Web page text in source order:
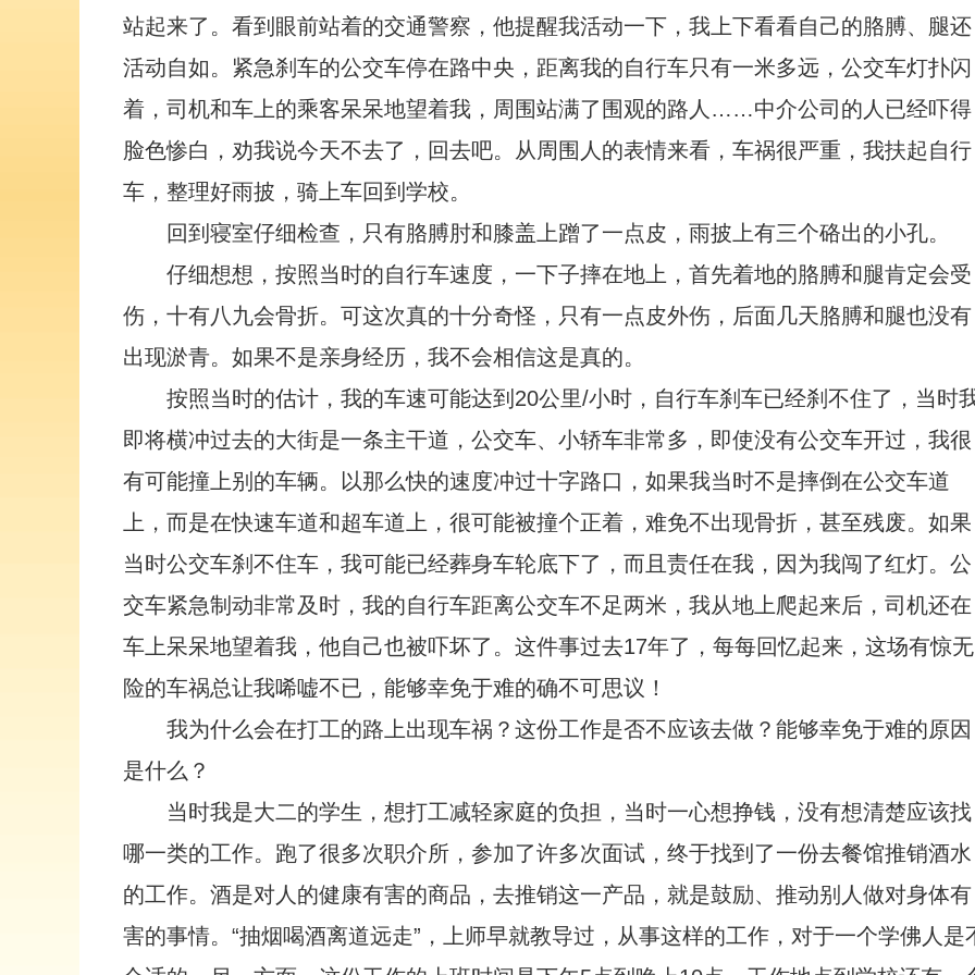
站起来了。看到眼前站着的交通警察，他提醒我活动一下，我上下看看自己的胳膊、腿还
活动自如。紧急刹车的公交车停在路中央，距离我的自行车只有一米多远，公交车灯扑闪
着，司机和车上的乘客呆呆地望着我，周围站满了围观的路人……中介公司的人已经吓得
脸色惨白，劝我说今天不去了，回去吧。从周围人的表情来看，车祸很严重，我扶起自行
车，整理好雨披，骑上车回到学校。
回到寝室仔细检查，只有胳膊肘和膝盖上蹭了一点皮，雨披上有三个硌出的小孔。
仔细想想，按照当时的自行车速度，一下子摔在地上，首先着地的胳膊和腿肯定会受
伤，十有八九会骨折。可这次真的十分奇怪，只有一点皮外伤，后面几天胳膊和腿也没有
出现淤青。如果不是亲身经历，我不会相信这是真的。
按照当时的估计，我的车速可能达到20公里/小时，自行车刹车已经刹不住了，当时
即将横冲过去的大街是一条主干道，公交车、小轿车非常多，即使没有公交车开过，我很
有可能撞上别的车辆。以那么快的速度冲过十字路口，如果我当时不是摔倒在公交车道
上，而是在快速车道和超车道上，很可能被撞个正着，难免不出现骨折，甚至残废。如果
当时公交车刹不住车，我可能已经葬身车轮底下了，而且责任在我，因为我闯了红灯。公
交车紧急制动非常及时，我的自行车距离公交车不足两米，我从地上爬起来后，司机还在
车上呆呆地望着我，他自己也被吓坏了。这件事过去17年了，每每回忆起来，这场有惊无
险的车祸总让我唏嘘不已，能够幸免于难的确不可思议！
我为什么会在打工的路上出现车祸？这份工作是否不应该去做？能够幸免于难的原因
是什么？
当时我是大二的学生，想打工减轻家庭的负担，当时一心想挣钱，没有想清楚应该找
哪一类的工作。跑了很多次职介所，参加了许多次面试，终于找到了一份去餐馆推销酒水
的工作。酒是对人的健康有害的商品，去推销这一产品，就是鼓励、推动别人做对身体有
害的事情。“抽烟喝酒离道远走”，上师早就教导过，从事这样的工作，对于一个学佛人是